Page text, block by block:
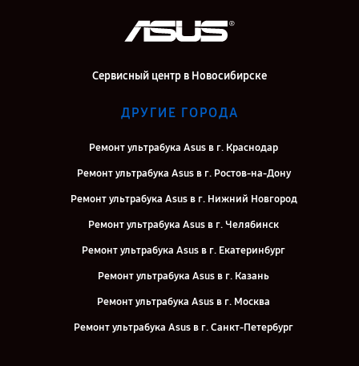
Сервисный центр в Новосибирске
ДРУГИЕ ГОРОДА
Ремонт ультрабука Asus в г. Краснодар
Ремонт ультрабука Asus в г. Ростов-на-Дону
Ремонт ультрабука Asus в г. Нижний Новгород
Ремонт ультрабука Asus в г. Челябинск
Ремонт ультрабука Asus в г. Екатеринбург
Ремонт ультрабука Asus в г. Казань
Ремонт ультрабука Asus в г. Москва
Ремонт ультрабука Asus в г. Санкт-Петербург